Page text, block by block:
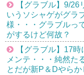
【グラブル】9/
いうソシャゲがグラ
様・・・グラブルっ
がするけど何故？
【グラブル】17
メンテ・・・純然た
とだが新P＆Dやらか